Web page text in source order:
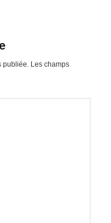
publiée. Les champs